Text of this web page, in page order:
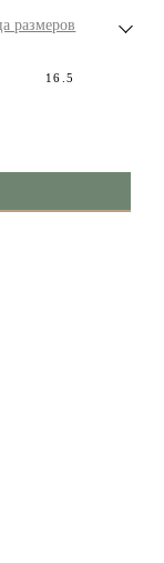
размеров
16.5